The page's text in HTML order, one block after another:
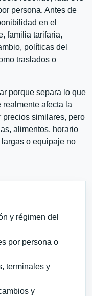
persona. Antes de
en el
familia tarifaria,
políticas del
traslados o
porque separa lo que
afecta la
precios similares, pero
alimentos, horario
o equipaje no
y régimen del
por persona o
terminales y
y